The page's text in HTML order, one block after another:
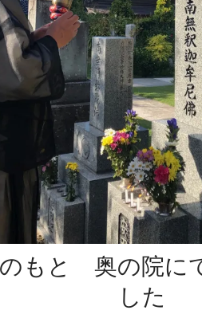
もと 奥の院に
した